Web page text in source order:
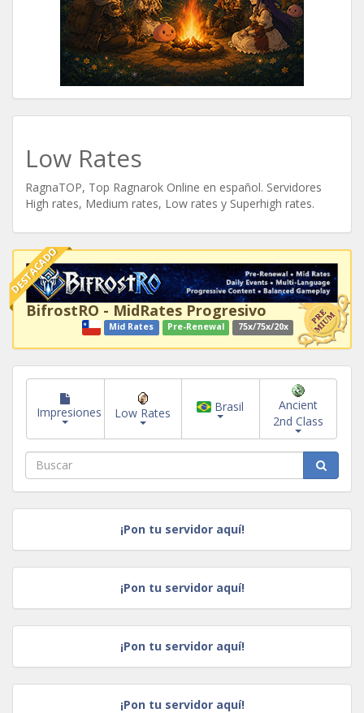
Low Rates
RagnaTOP, Top Ragnarok Online en español. Servidores
High rates, Medium rates, Low rates y Superhigh rates.
DESTACADO
BifrostRO - MidRates Progresivo
Mid Rates Pre-Renewal 75x/75x/20x
Impresiones Low Rates Brasil
Ancient
2nd Class
¡Pon tu servidor aquí!
¡Pon tu servidor aquí!
¡Pon tu servidor aquí!
¡Pon tu servidor aquí!